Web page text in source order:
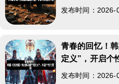
发布时间：
青春的回忆！
定义”，开启个
发布时间：